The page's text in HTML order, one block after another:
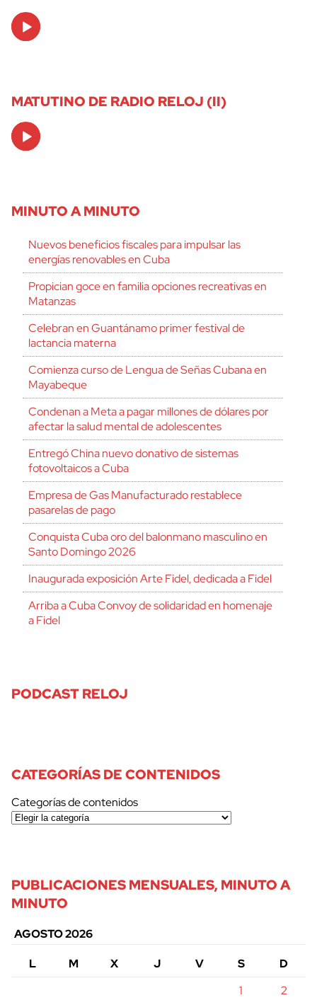
Audio
Player
MATUTINO DE RADIO RELOJ (II)
Audio
Player
MINUTO A MINUTO
Nuevos beneficios fiscales para impulsar las
energías renovables en Cuba
Propician goce en familia opciones recreativas en
Matanzas
Celebran en Guantánamo primer festival de
lactancia materna
Comienza curso de Lengua de Señas Cubana en
Mayabeque
Condenan a Meta a pagar millones de dólares por
afectar la salud mental de adolescentes
Entregó China nuevo donativo de sistemas
fotovoltaicos a Cuba
Empresa de Gas Manufacturado restablece
pasarelas de pago
Conquista Cuba oro del balonmano masculino en
Santo Domingo 2026
Inaugurada exposición Arte Fidel, dedicada a Fidel
Arriba a Cuba Convoy de solidaridad en homenaje
a Fidel
PODCAST RELOJ
CATEGORÍAS DE CONTENIDOS
Categorías de contenidos
PUBLICACIONES MENSUALES, MINUTO A
MINUTO
AGOSTO 2026
L
M X J V S
D
1
2